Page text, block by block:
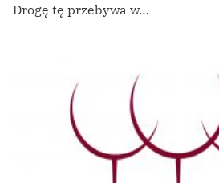
Drogę tę przebywa w…